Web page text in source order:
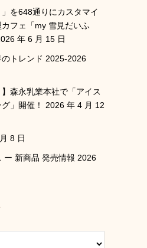
を648通りにカスタマイ
フェ「my 雪見だいふ
年 6 月 15 日
トレンド 2025-2026
】森永乳業本社で「アイス
」開催！
2026 年 4 月 12
8 日
ー 新商品 発売情報 2026